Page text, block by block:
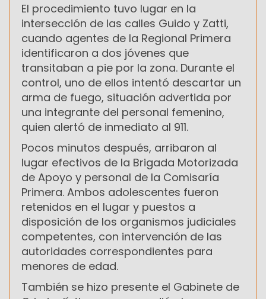
El procedimiento tuvo lugar en la
intersección de las calles Guido y Zatti,
cuando agentes de la Regional Primera
identificaron a dos jóvenes que
transitaban a pie por la zona. Durante el
control, uno de ellos intentó descartar un
arma de fuego, situación advertida por
una integrante del personal femenino,
quien alertó de inmediato al 911.
Pocos minutos después, arribaron al
lugar efectivos de la Brigada Motorizada
de Apoyo y personal de la Comisaría
Primera. Ambos adolescentes fueron
retenidos en el lugar y puestos a
disposición de los organismos judiciales
competentes, con intervención de las
autoridades correspondientes para
menores de edad.
También se hizo presente el Gabinete de